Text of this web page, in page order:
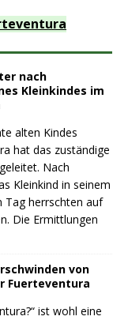
nach
Kleinkindes im
alten Kindes
hat das zuständige
Nach
Kleinkind in seinem
Tag herrschten auf
Die Ermittlungen
von
Fuerteventura
ist wohl eine